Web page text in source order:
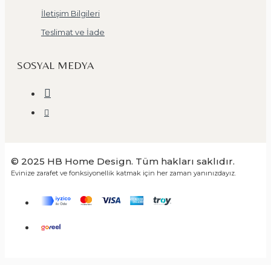
İletişim Bilgileri
Teslimat ve İade
SOSYAL MEDYA
© 2025 HB Home Design. Tüm hakları saklıdır.
Evinize zarafet ve fonksiyonellik katmak için her zaman yanınızdayız.